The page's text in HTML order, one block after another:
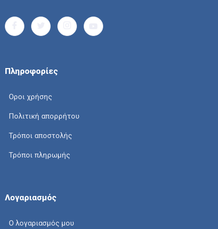
Πληροφορίες
Οροι χρήσης
Πολιτική απορρήτου
Τρόποι αποστολής
Τρόποι πληρωμής
Λογαριασμός
Ο λογαριασμός μου